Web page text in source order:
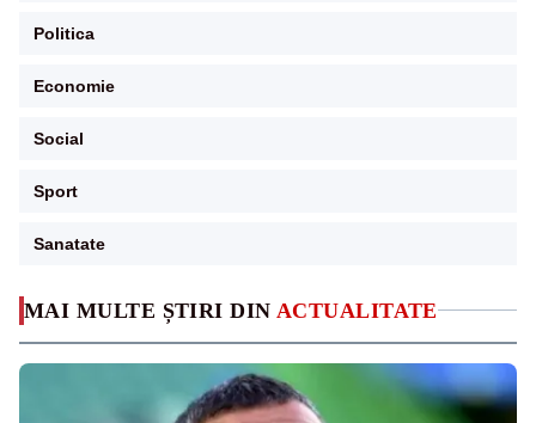
MAI MULTE ȘTIRI DIN ACTUALITATE
Politica
Economie
Social
Sport
Sanatate